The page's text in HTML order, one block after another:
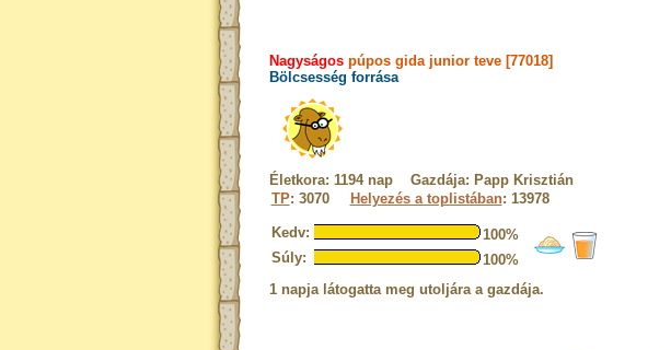
Nagyságospúpos gida junior teve [77018]
Bölcsesség forrása
Életkora: 1194 nap Gazdája: Papp Krisztián
TP: 3070 Helyezés a toplistában: 13978
Kedv:
100%
Súly:
100%
1 napja látogatta meg utoljára a gazdája.